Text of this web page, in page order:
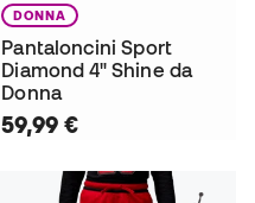
DONNA
Pantaloncini Sport
Diamond 4" Shine da
Donna
59,99 €